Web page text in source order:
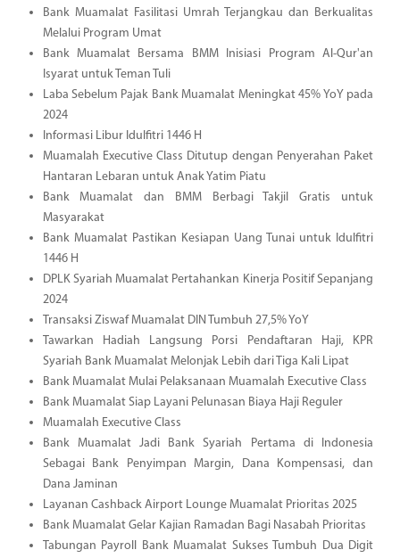
Bank Muamalat Fasilitasi Umrah Terjangkau dan Berkualitas
Melalui Program Umat
Bank Muamalat Bersama BMM Inisiasi Program Al-Qur'an
Isyarat untuk Teman Tuli
Laba Sebelum Pajak Bank Muamalat Meningkat 45% YoY pada
2024
Informasi Libur Idulfitri 1446 H
Muamalah Executive Class Ditutup dengan Penyerahan Paket
Hantaran Lebaran untuk Anak Yatim Piatu
Bank Muamalat dan BMM Berbagi Takjil Gratis untuk
Masyarakat
Bank Muamalat Pastikan Kesiapan Uang Tunai untuk Idulfitri
1446 H
DPLK Syariah Muamalat Pertahankan Kinerja Positif Sepanjang
2024
Transaksi Ziswaf Muamalat DIN Tumbuh 27,5% YoY
Tawarkan Hadiah Langsung Porsi Pendaftaran Haji, KPR
Syariah Bank Muamalat Melonjak Lebih dari Tiga Kali Lipat
Bank Muamalat Mulai Pelaksanaan Muamalah Executive Class
Bank Muamalat Siap Layani Pelunasan Biaya Haji Reguler
Muamalah Executive Class
Bank Muamalat Jadi Bank Syariah Pertama di Indonesia
Sebagai Bank Penyimpan Margin, Dana Kompensasi, dan
Dana Jaminan
Layanan Cashback Airport Lounge Muamalat Prioritas 2025
Bank Muamalat Gelar Kajian Ramadan Bagi Nasabah Prioritas
Tabungan Payroll Bank Muamalat Sukses Tumbuh Dua Digit